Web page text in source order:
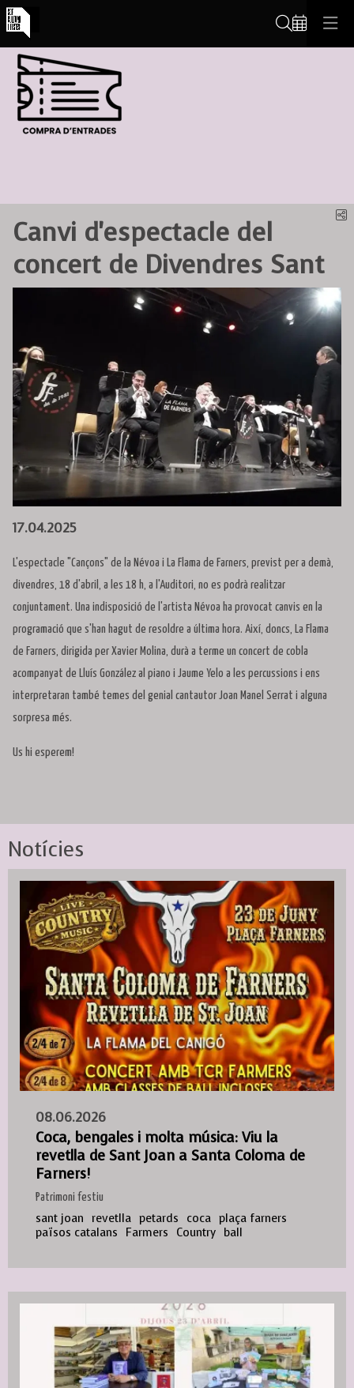
Canvi d'espectacle del
concert de Divendres Sant
17.04.2025
L'espectacle "Cançons" de la Névoa i La Flama de Farners, previst per a demà,
divendres, 18 d'abril, a les 18 h, a l'Auditori, no es podrà realitzar
conjuntament. Una indisposició de l'artista Névoa ha provocat canvis en la
programació que s'han hagut de resoldre a última hora. Així, doncs, La Flama
de Farners, dirigida per Xavier Molina, durà a terme un concert de cobla
acompanyat de Lluís González al piano i Jaume Yelo a les percussions i ens
interpretaran també temes del genial cantautor Joan Manel Serrat i alguna
sorpresa més.
Us hi esperem!
Notícies
08.06.2026
Coca, bengales i molta música: Viu la
revetlla de Sant Joan a Santa Coloma de
Farners!
Patrimoni festiu
sant joan revetlla petards coca plaça farners
països catalans
Farmers Country ball